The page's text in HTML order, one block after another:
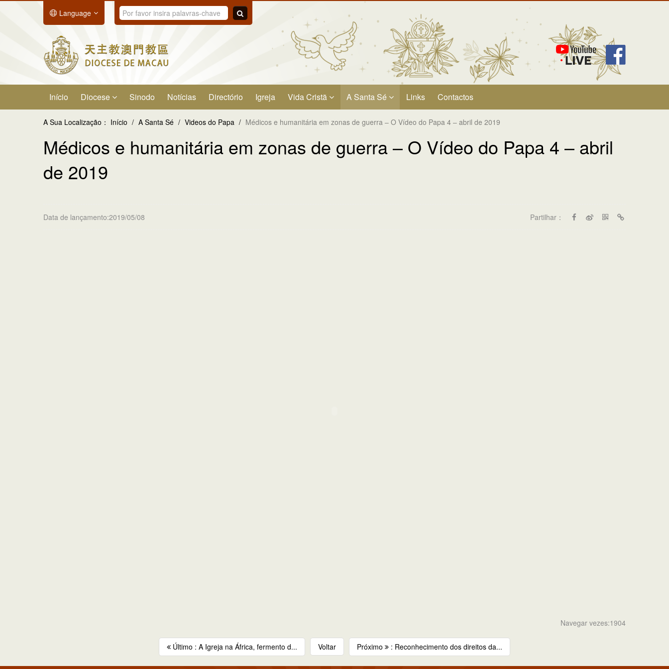
Language
Início Diocese Sinodo Notícias Directório Igreja Vida Cristã A Santa Sé Links Contactos
A Sua Localização： Início / A Santa Sé / Videos do Papa / Médicos e humanitária em zonas de guerra – O Vídeo do Papa 4 – abril de 2019
Médicos e humanitária em zonas de guerra – O Vídeo do Papa 4 – abril
de 2019
Data de lançamento:2019/05/08 Partilhar：
Navegar vezes:1904
Último : A Igreja na África, fermento d... Voltar Próximo : Reconhecimento dos direitos da...